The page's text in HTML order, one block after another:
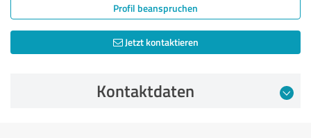
Profil beanspruchen
Jetzt kontaktieren
Kontaktdaten